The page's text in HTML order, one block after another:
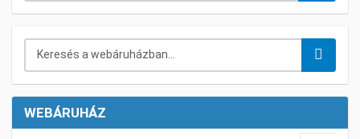
WEBÁRUHÁZ